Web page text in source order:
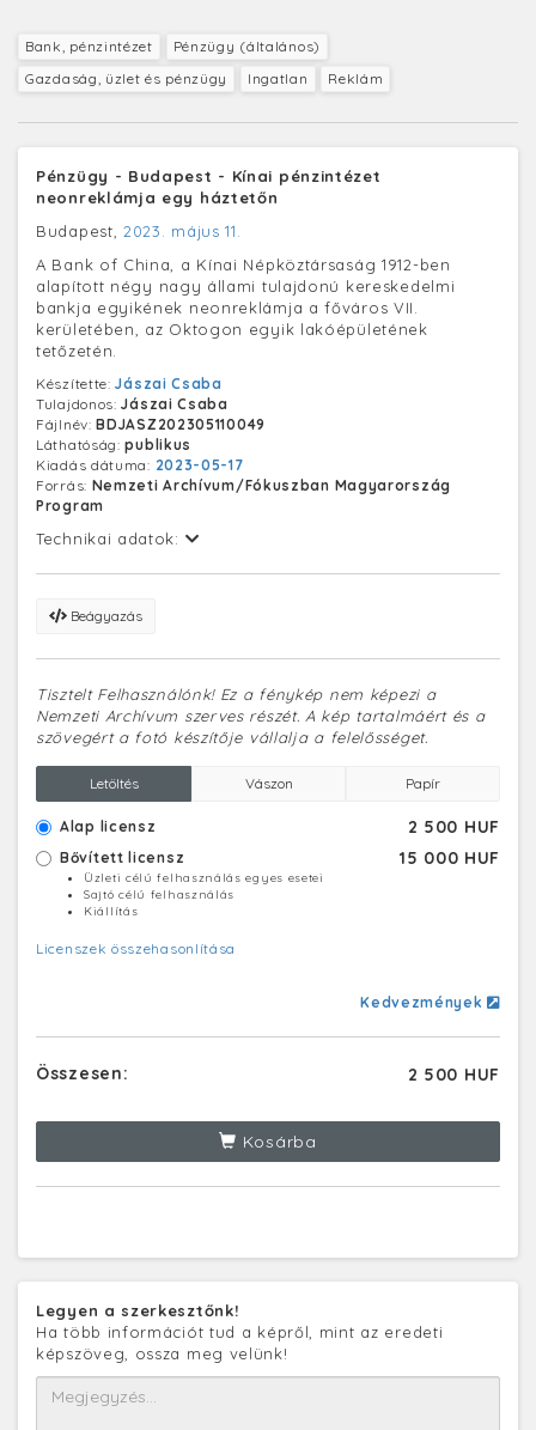
Bank, pénzintézet
Pénzügy (általános)
Gazdaság, üzlet és pénzügy
Ingatlan Reklám
Pénzügy - Budapest - Kínai pénzintézet
neonreklámja egy háztetőn
Budapest, 2023. május 11.
A Bank of China, a Kínai Népköztársaság 1912-ben
alapított négy nagy állami tulajdonú kereskedelmi
bankja egyikének neonreklámja a főváros VII.
kerületében, az Oktogon egyik lakóépületének
tetőzetén.
Készítette:Jászai Csaba
Tulajdonos:Jászai Csaba
Fájlnév:BDJASZ202305110049
Láthatóság:publikus
Kiadás dátuma: 2023-05-17
Forrás: Nemzeti Archívum/Fókuszban Magyarország
Program
Technikai adatok:
Beágyazás
Tisztelt Felhasználónk! Ez a fénykép nem képezi a
Nemzeti Archívum szerves részét. A kép tartalmáért és a
szövegért a fotó készítője vállalja a felelősséget.
Letöltés Vászon Papír
Alap licensz 2 500 HUF
Bővített licensz 15 000 HUF
Üzleti célú felhasználás egyes esetei
Sajtó célú felhasználás
Kiállítás
Licenszek összehasonlítása
Kedvezmények
Összesen: 2 500 HUF
Kosárba
Legyen a szerkesztőnk!
Ha több információt tud a képről, mint az eredeti
képszöveg, ossza meg velünk!